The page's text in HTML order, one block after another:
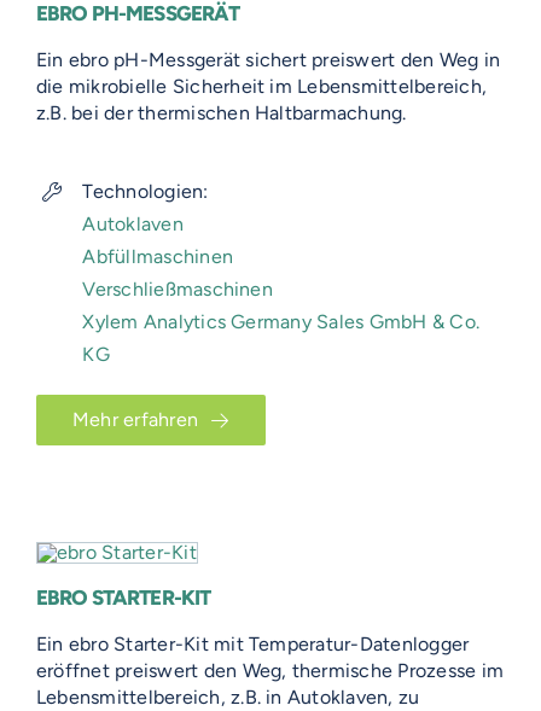
EBRO PH-MESSGERÄT
Ein ebro pH-Messgerät sichert preiswert den Weg in
die mikrobielle Sicherheit im Lebensmittelbereich,
z.B. bei der thermischen Haltbarmachung.
Technologien:
Autoklaven
Abfüllmaschinen
Verschließmaschinen
Xylem Analytics Germany Sales GmbH & Co.
KG
Mehr erfahren
EBRO STARTER-KIT
Ein ebro Starter-Kit mit Temperatur-Datenlogger
eröffnet preiswert den Weg, thermische Prozesse im
Lebensmittelbereich, z.B. in Autoklaven, zu